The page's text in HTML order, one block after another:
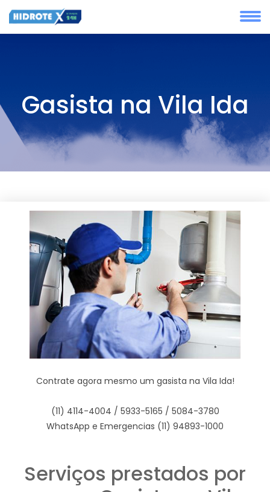
Gasista na Vila Ida
Contrate agora mesmo um gasista na Vila Ida!
(11) 4114-4004 / 5933-5165 / 5084-3780
WhatsApp e Emergencias (11) 94893-1000
Serviços prestados por